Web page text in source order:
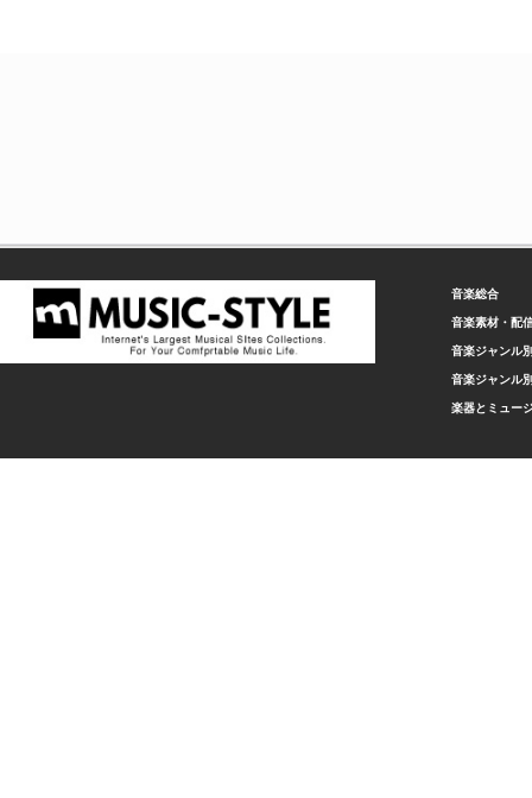
音楽総合
音楽素材・配
音楽ジャンル
音楽ジャンル
楽器とミュー